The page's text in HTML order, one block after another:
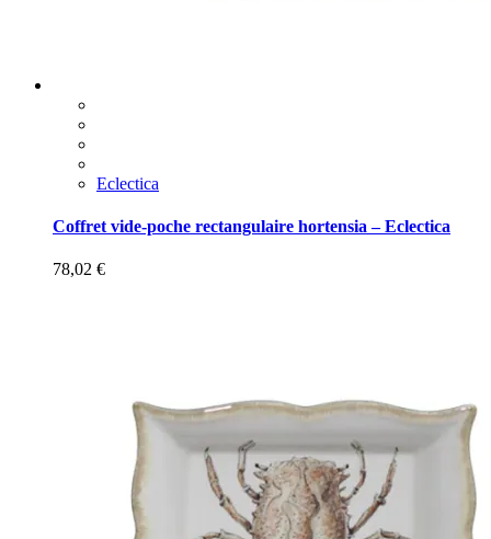
Eclectica
Coffret vide-poche rectangulaire hortensia – Eclectica
78,02 €